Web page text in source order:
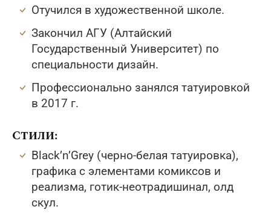
Отучился в художественной школе.
Закончил АГУ (Алтайский
Государственный Университет) по
специальности дизайн.
Профессионально занялся татуировкой
в 2017 г.
Стили:
Black’n’Grey (черно-белая татуировка),
графика с элементами комиксов и
реализма, готик-неотрадишинал, олд
скул.